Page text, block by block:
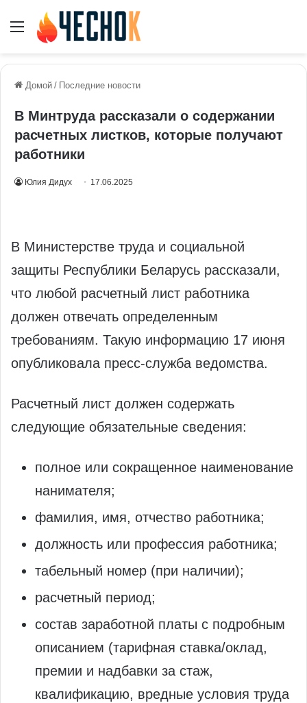
Меню
Домой / Последние новости
В Минтруда рассказали о содержании
расчетных листков, которые получают
работники
Юлия Дидух 17.06.2025
В Министерстве труда и социальной
защиты Республики Беларусь рассказали,
что любой расчетный лист работника
должен отвечать определенным
требованиям. Такую информацию 17 июня
опубликовала пресс-служба ведомства.
Расчетный лист должен содержать
следующие обязательные сведения:
полное или сокращенное наименование
нанимателя;
фамилия, имя, отчество работника;
должность или профессия работника;
табельный номер (при наличии);
расчетный период;
состав заработной платы с подробным
описанием (тарифная ставка/оклад,
премии и надбавки за стаж,
квалификацию, вредные условия труда